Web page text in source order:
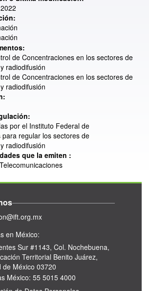
de Concentraciones en los sectores de
radiodifusión
de Concentraciones en los sectores de
radiodifusión
por el Instituto Federal de
regular los sectores de
radiodifusión
que la emiten :
en México:
Sur #1143, Col. Nochebuena,
Territorial Benito Juárez,
de México 03720
México: 55 5015 4000